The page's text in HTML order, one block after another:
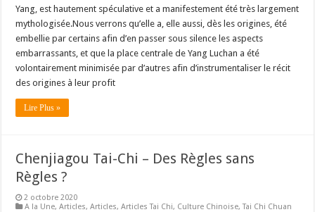
Yang, est hautement spéculative et a manifestement été très largement
mythologisée.Nous verrons qu’elle a, elle aussi, dès les origines, été
embellie par certains afin d’en passer sous silence les aspects
embarrassants, et que la place centrale de Yang Luchan a été
volontairement minimisée par d’autres afin d’instrumentaliser le récit
des origines à leur profit
Lire Plus »
Chenjiagou Tai-Chi – Des Règles sans
Règles ?
2 octobre 2020
A la Une,Articles,Articles,Articles Tai Chi, Culture Chinoise,Tai Chi Chuan